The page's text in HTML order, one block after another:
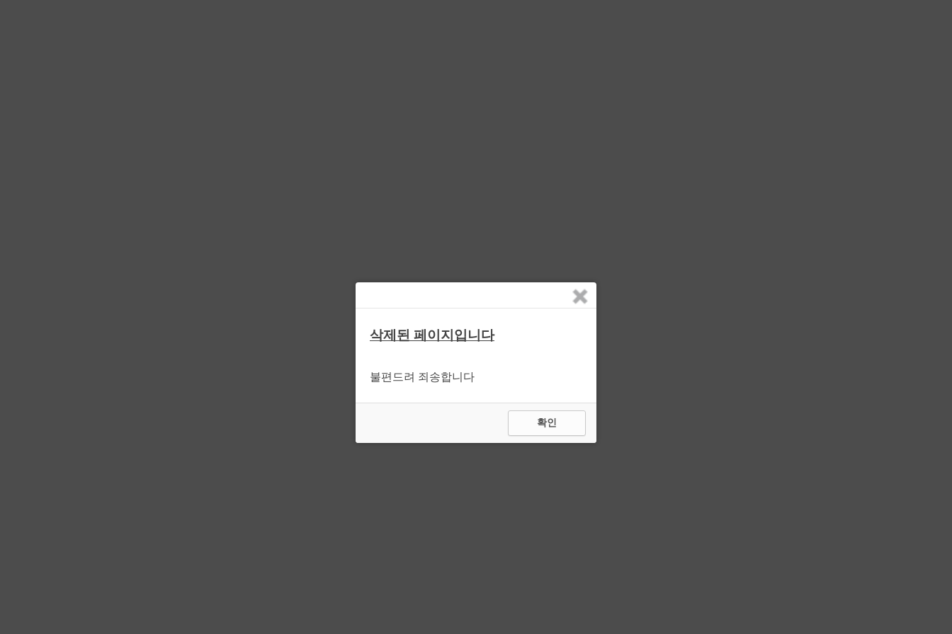
삭제된 페이지입니다
불편드려 죄송합니다
확인